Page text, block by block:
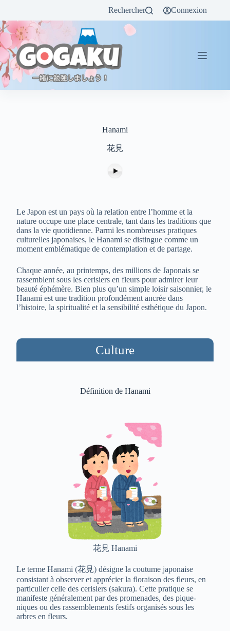
Rechercher Connexion
Hanami
花見
Le Japon est un pays où la relation entre l’homme et la
nature occupe une place centrale, tant dans les traditions que
dans la vie quotidienne. Parmi les nombreuses pratiques
culturelles japonaises, le Hanami se distingue comme un
moment emblématique de contemplation et de partage.
Chaque année, au printemps, des millions de Japonais se
rassemblent sous les cerisiers en fleurs pour admirer leur
beauté éphémère. Bien plus qu’un simple loisir saisonnier, le
Hanami est une tradition profondément ancrée dans
l’histoire, la spiritualité et la sensibilité esthétique du Japon.
Culture
Définition de Hanami
花見 Hanami
Le terme Hanami (花見) désigne la coutume japonaise
consistant à observer et apprécier la floraison des fleurs, en
particulier celle des cerisiers (sakura). Cette pratique se
manifeste généralement par des promenades, des pique-
niques ou des rassemblements festifs organisés sous les
arbres en fleurs.